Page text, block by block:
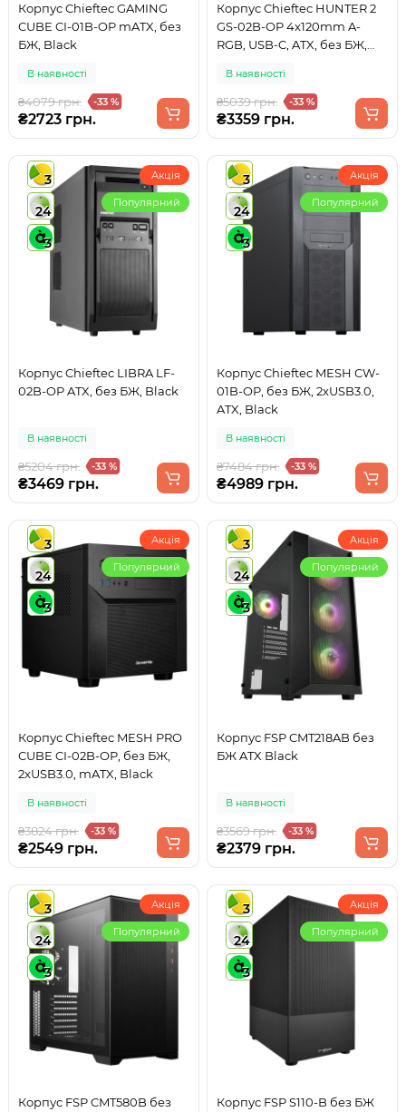
Корпус Chieftec GAMING
CUBE CI-01B-OP mATX, без
БЖ, Black
В наявності
₴4079 грн. -33 %
₴2723 грн.
Корпус Chieftec HUNTER 2
GS-02B-OP 4x120mm A-
RGB, USB-C, ATX, без БЖ,
В наявності
₴5039 грн. -33 %
₴3359 грн.
3
24
3
Акція
Популярний
Корпус Chieftec LIBRA LF-
02B-OP ATX, без БЖ, Black
В наявності
₴5204 грн. -33 %
₴3469 грн.
3
24
3
Акція
Популярний
Корпус Chieftec MESH CW-
01B-OP, без БЖ, 2xUSB3.0,
ATX, Black
В наявності
₴7484 грн. -33 %
₴4989 грн.
3
24
3
Акція
Популярний
Корпус Chieftec MESH PRO
CUBE CI-02B-OP, без БЖ,
2xUSB3.0, mATX, Black
В наявності
₴3824 грн. -33 %
₴2549 грн.
3
24
3
Акція
Популярний
Корпус FSP CMT218AB без
БЖ ATX Black
В наявності
₴3569 грн. -33 %
₴2379 грн.
3
24
3
Акція
Популярний
Корпус FSP CMT580B без
3
24
3
Акція
Популярний
Корпус FSP S110-B без БЖ